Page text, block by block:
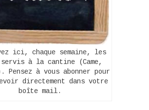
ici, chaque semaine, les
servis à la cantine (Came,
Pensez à vous abonner pour
directement dans votre
boîte mail.